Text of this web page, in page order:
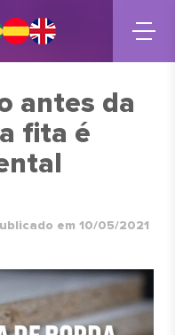
antes da
fita é
em 10/05/2021